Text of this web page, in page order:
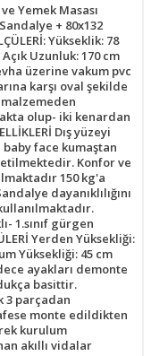
Yemek Masası
+ 80x132
Yükseklik: 78
Uzunluk: 170 cm
üzerine vakum pvc
karşı oval şekilde
olup- iki kenardan
Dış yüzeyi
face kumaştan
Konfor ve
150 kg'a
dayanıklılığını
1.sınıf gürgen
Yerden Yüksekliği:
Yüksekliği: 45 cm
ayakları demonte
basittir.
3 parçadan
monte edildikten
kurulum
akıllı vidalar